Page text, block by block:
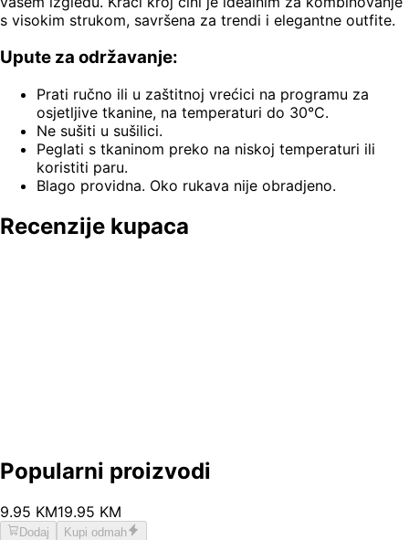
s visokim strukom, savršena za trendi i elegantne outfite.
Upute za održavanje:
Prati ručno ili u zaštitnoj vrećici na programu za
osjetljive tkanine, na temperaturi do 30°C.
Ne sušiti u sušilici.
Peglati s tkaninom preko na niskoj temperaturi ili
koristiti paru.
Blago providna. Oko rukava nije obradjeno.
Recenzije kupaca
Popularni proizvodi
9.95 KM19.95 KM
Dodaj Kupi odmah